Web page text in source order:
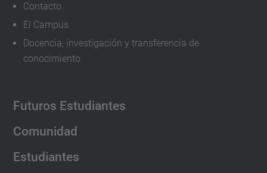
Contacto
El Campus
Docencia, investigación y transferencia de
conocimiento
Futuros Estudiantes
Comunidad
Estudiantes